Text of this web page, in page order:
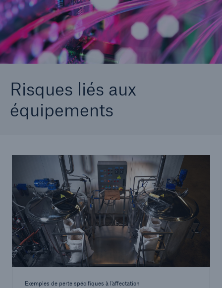
Risques liés aux
équipements
Exemples de perte spécifiques à l’affectation
Exemples de perte spécifiques à l’affectation
Documents infographiques des risques